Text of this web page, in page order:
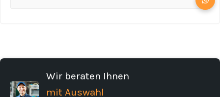
Wir beraten Ihnen
mit Auswahl